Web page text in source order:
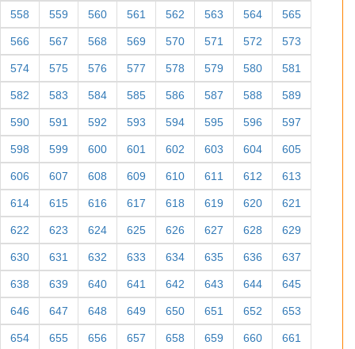
502 503 504 505 506 507 508 509
510 511 512 513 514 515 516 517
518 519 520 521 522 523 524 525
526 527 528 529 530 531 532 533
534 535 536 537 538 539 540 541
542 543 544 545 546 547 548 549
550 551 552 553 554 555 556 557
558 559 560 561 562 563 564 565
566 567 568 569 570 571 572 573
574 575 576 577 578 579 580 581
582 583 584 585 586 587 588 589
590 591 592 593 594 595 596 597
598 599 600 601 602 603 604 605